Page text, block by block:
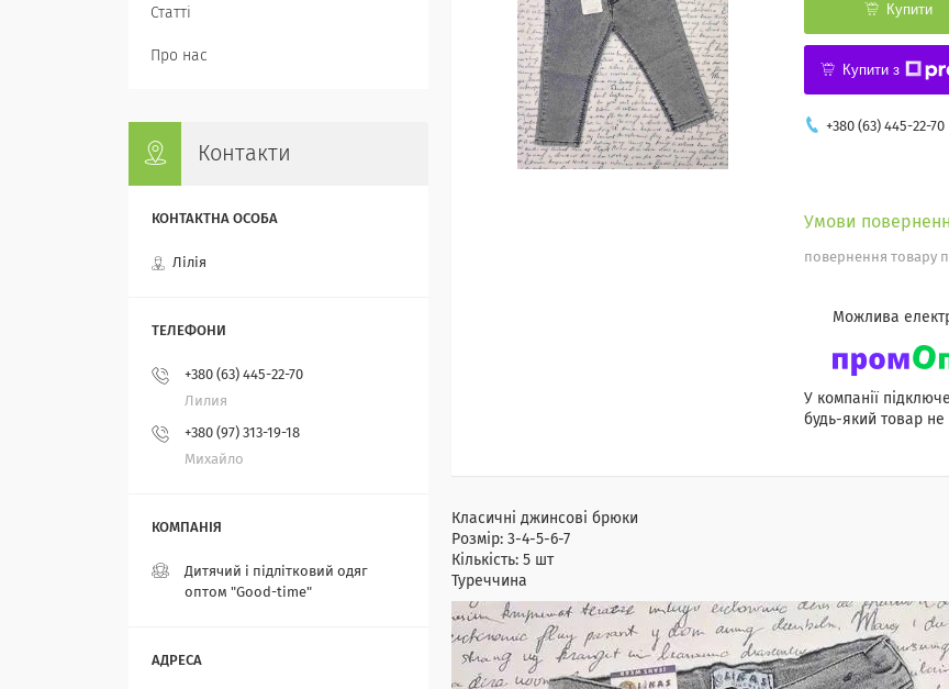
Купити
Купити з
+380 (63) 445-22-70
повернення товару
У компанії
будь-який товар
Класичні джинсові брюки
Розмір: 3-4-5-6-7
Кількість: 5 шт
Туреччина
Статті
Про нас
Контакти
Лілія
+380 (63) 445-22-70
Лилия
+380 (97) 313-19-18
Михайло
Дитячий і підлітковий одяг
оптом "Good-time"